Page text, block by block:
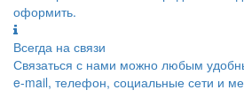
оформить.
Всегда на связи
Связаться с нами можно любым
e-mail, телефон, социальные сети и